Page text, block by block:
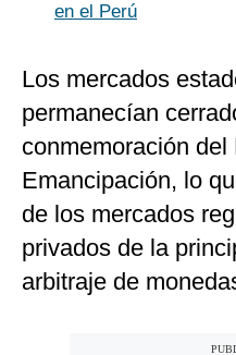
en el Perú
Los mercados
permanecían
conmemoración del
Emancipación, lo
de los mercados
privados de la
arbitraje de